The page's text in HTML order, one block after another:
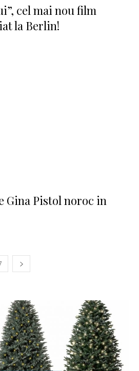
cel mai nou film
la Berlin!
Gina Pistol noroc in